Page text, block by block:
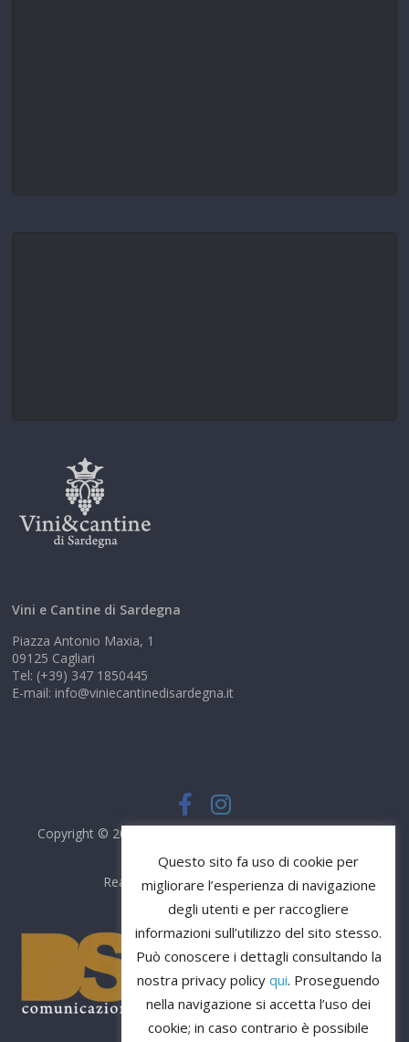
Vini e Cantine di Sardegna
Piazza Antonio Maxia, 1
09125 Cagliari
Tel: (+39) 347 1850445
E-mail: info@viniecantinedisardegna.it
Copyright © 2026
Realizzato daDS Comunicazione
Questo sito fa uso di cookie per
migliorare l’esperienza di navigazione
degli utenti e per raccogliere
informazioni sull’utilizzo del sito stesso.
Può conoscere i dettagli consultando la
nostra privacy policy qui. Proseguendo
nella navigazione si accetta l’uso dei
cookie; in caso contrario è possibile